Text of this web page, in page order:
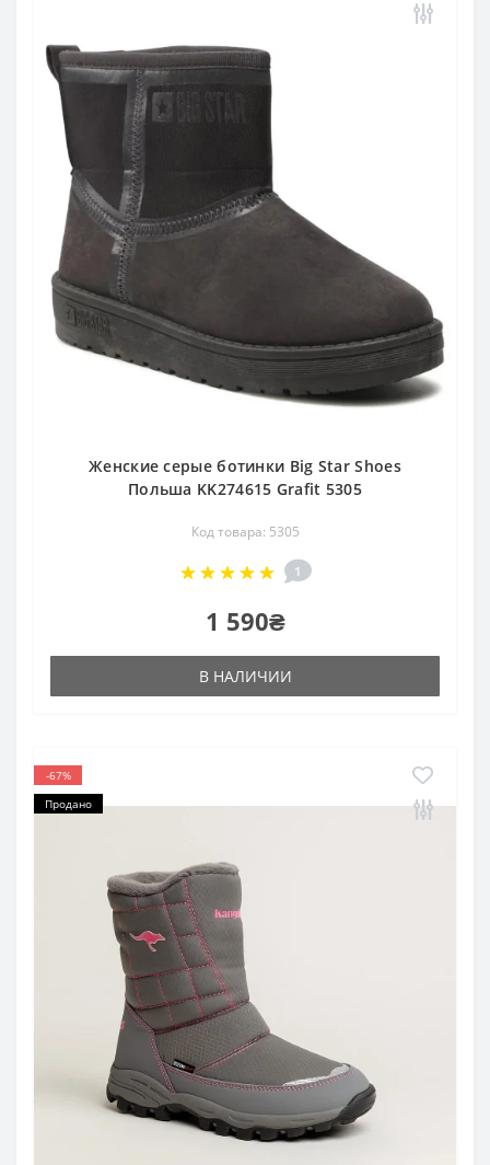
Женские серые ботинки Big Star Shoes
Польша KK274615 Grafit 5305
Код товара: 5305
1
1 590₴
В НАЛИЧИИ
-67%
Продано